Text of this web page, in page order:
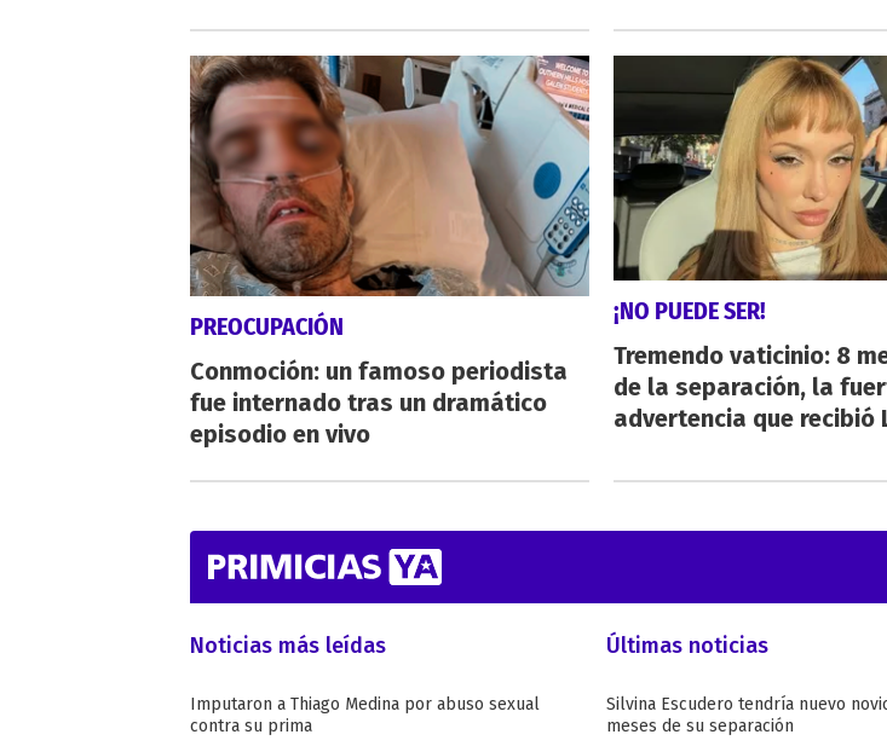
PREOCUPACIÓN
Conmoción: un famoso periodista
fue internado tras un dramático
episodio en vivo
¡NO PUEDE SER!
Tremendo vaticinio: 8
de la separación, la
advertencia que recibió
Noticias más leídas
Imputaron a Thiago Medina por abuso sexual
contra su prima
Últimas noticias
Silvina Escudero tendría nuevo
meses de su separación